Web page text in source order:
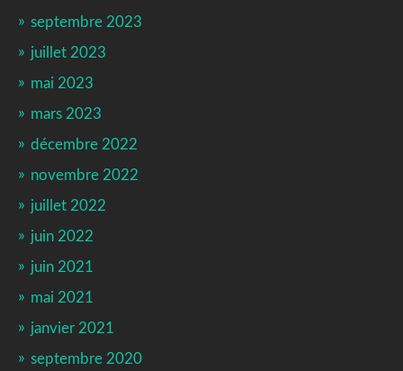
septembre 2023
juillet 2023
mai 2023
mars 2023
décembre 2022
novembre 2022
juillet 2022
juin 2022
juin 2021
mai 2021
janvier 2021
septembre 2020